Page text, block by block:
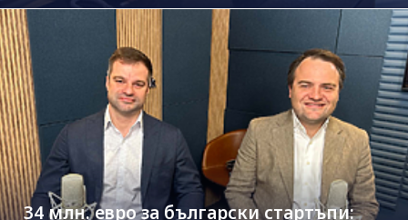
34 млн. евро за български стартъпи: